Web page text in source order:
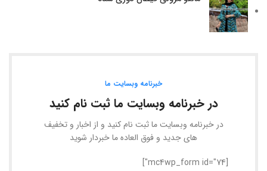
خبرنامه وبسایت ما
در خبرنامه وبسایت ما ثبت نام کنید
در خبرنامه وبسایت ما ثبت نام کنید و از اخبار و تخفیف
های جدید و فوق العاده ما خبردار شوید
[mc4wp_form id="74"]